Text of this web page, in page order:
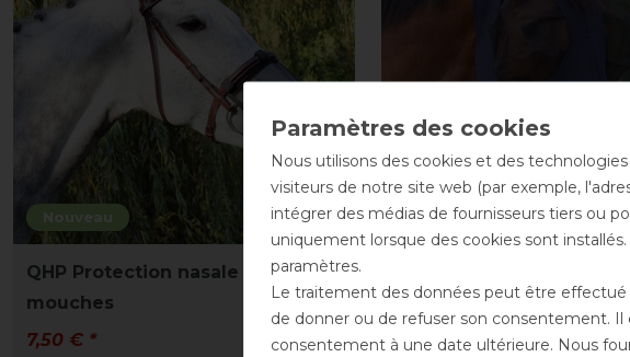
Nouveau
QHP Protection nasale contre les
mouches
7,50 € *
Super Bug
15,95 € *
Nous utilisons des cookies et des
visiteurs de notre site web (par exemple,
intégrer des médias de fournisseurs tiers ou
uniquement lorsque des cookies sont
paramètres.
Le traitement des données peut être
de donner ou de refuser son consentement.
consentement à une date ultérieure. Nous